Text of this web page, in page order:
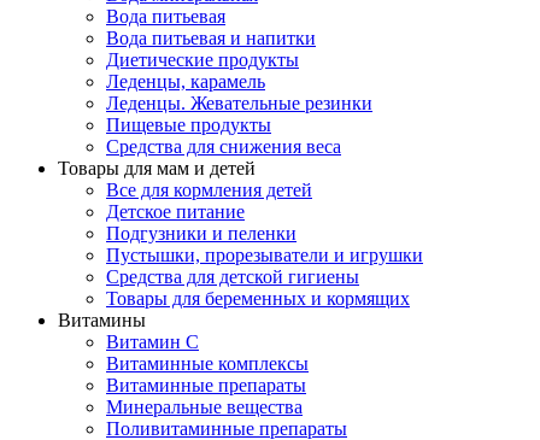
Вода питьевая
Вода питьевая и напитки
Диетические продукты
Леденцы, карамель
Леденцы. Жевательные резинки
Пищевые продукты
Средства для снижения веса
Товары для мам и детей
Все для кормления детей
Детское питание
Подгузники и пеленки
Пустышки, прорезыватели и игрушки
Средства для детской гигиены
Товары для беременных и кормящих
Витамины
Витамин С
Витаминные комплексы
Витаминные препараты
Минеральные вещества
Поливитаминные препараты